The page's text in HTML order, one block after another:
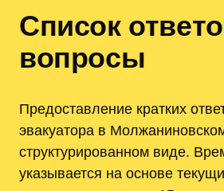
Список
вопросы
Предоставление кратких
эвакуатора в
структурированном виде.
указывается на основе